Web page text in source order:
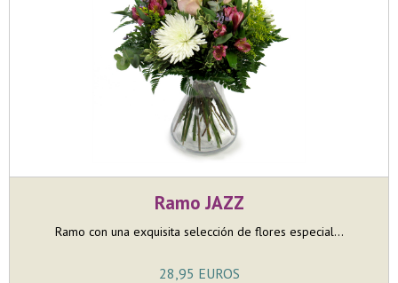
Ramo JAZZ
Ramo con una exquisita selección de flores especial...
28,95 EUROS